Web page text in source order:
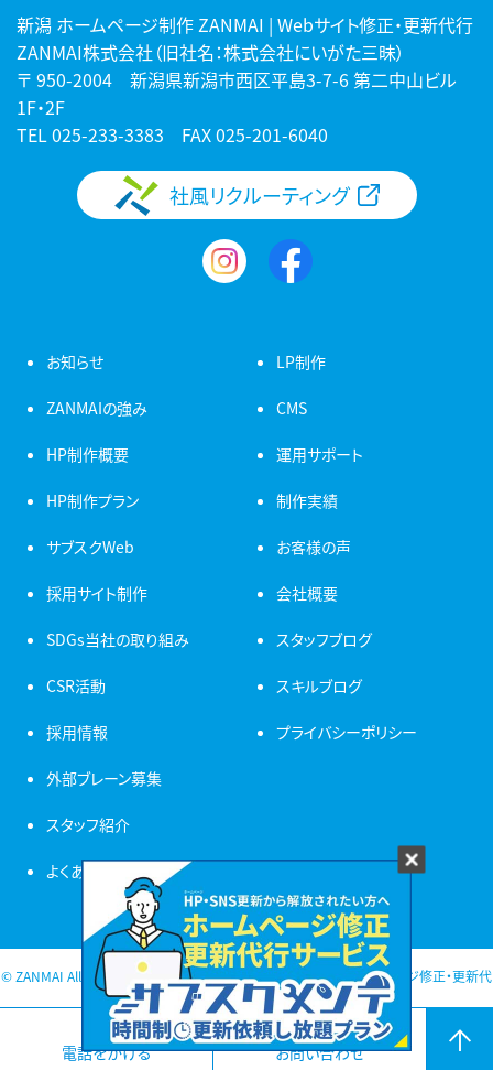
電話をかける お問い合わせ
新潟 ホームページ制作 ZANMAI | Webサイト修正・更新代行
ZANMAI株式会社（旧社名：株式会社にいがた三昧）
〒 950-2004 新潟県新潟市西区平島3-7-6 第二中山ビル
1F・2F
TEL025-233-3383 FAX 025-201-6040
社風リクルーティング
お知らせ
ZANMAIの強み
HP制作概要
HP制作プラン
サブスクWeb
採用サイト制作
LP制作
CMS
運用サポート
制作実績
お客様の声
会社概要
SDGs当社の取り組み
CSR活動
採用情報
外部ブレーン募集
スタッフ紹介
よくある質問
スタッフブログ
スキルブログ
プライバシーポリシー
© ZANMAI All Rights Reserved. 新潟 ホームページ制作・ホームページ修正・更新代
行